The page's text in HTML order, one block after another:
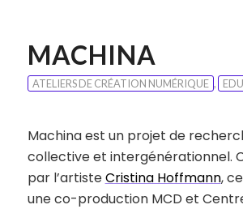
MACHINA
ATELIERS DE CRÉATION NUMÉRIQUE ,
Machina est un projet de
collective et intergénérationnel.
par l’artisteCristina Hoffmann,
une co-production MCD et